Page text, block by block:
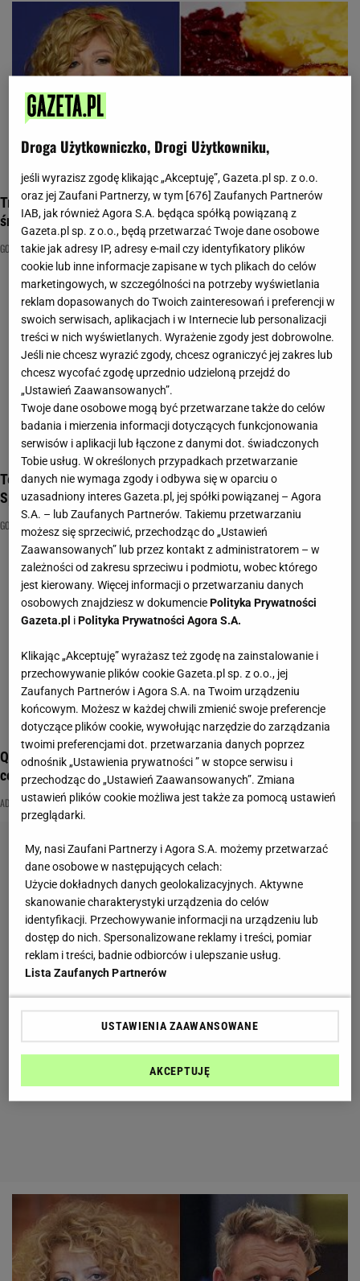
Trudny quiz kulinarny dla mistrzów kuchni. Zdołasz pobić
średnią 7/12?
GOTOWANIE JEDZENIE KUCHNIA
Ten quiz ułożyła Magda Gessler! Wiesz wszystko o kuchni?
Sprawdź się!
GOTOWANIE KULINARIA MAGDA GESSLER
Quiz: Architekt, malarka, neurolog, czyli kim z zawodu są ci
celebryci?
ADAM MAŁYSZ CELEBRYCI MAGDA GESSLER
Droga Użytkowniczko, Drogi Użytkowniku,
jeśli wyrazisz zgodę klikając „Akceptuję”, Gazeta.pl sp. z o.o.
oraz jej Zaufani Partnerzy, w tym [676] Zaufanych Partnerów
IAB, jak również Agora S.A. będąca spółką powiązaną z
Gazeta.pl sp. z o.o., będą przetwarzać Twoje dane osobowe
takie jak adresy IP, adresy e-mail czy identyfikatory plików
cookie lub inne informacje zapisane w tych plikach do celów
marketingowych, w szczególności na potrzeby wyświetlania
reklam dopasowanych do Twoich zainteresowań i preferencji w
swoich serwisach, aplikacjach i w Internecie lub personalizacji
treści w nich wyświetlanych. Wyrażenie zgody jest dobrowolne.
Jeśli nie chcesz wyrazić zgody, chcesz ograniczyć jej zakres lub
chcesz wycofać zgodę uprzednio udzieloną przejdź do
„Ustawień Zaawansowanych”.
Twoje dane osobowe mogą być przetwarzane także do celów
badania i mierzenia informacji dotyczących funkcjonowania
serwisów i aplikacji lub łączone z danymi dot. świadczonych
Tobie usług. W określonych przypadkach przetwarzanie
danych nie wymaga zgody i odbywa się w oparciu o
uzasadniony interes Gazeta.pl, jej spółki powiązanej – Agora
S.A. – lub Zaufanych Partnerów. Takiemu przetwarzaniu
możesz się sprzeciwić, przechodząc do „Ustawień
Zaawansowanych” lub przez kontakt z administratorem – w
zależności od zakresu sprzeciwu i podmiotu, wobec którego
jest kierowany. Więcej informacji o przetwarzaniu danych
osobowych znajdziesz w dokumenciePolityka Prywatności
Gazeta.pl iPolityka Prywatności Agora S.A.
Klikając „Akceptuję” wyrażasz też zgodę na zainstalowanie i
przechowywanie plików cookie Gazeta.pl sp. z o.o., jej
Zaufanych Partnerów i Agora S.A. na Twoim urządzeniu
końcowym. Możesz w każdej chwili zmienić swoje preferencje
dotyczące plików cookie, wywołując narzędzie do zarządzania
twoimi preferencjami dot. przetwarzania danych poprzez
odnośnik „Ustawienia prywatności ” w stopce serwisu i
przechodząc do „Ustawień Zaawansowanych”. Zmiana
ustawień plików cookie możliwa jest także za pomocą ustawień
przeglądarki.
My, nasi Zaufani Partnerzy i Agora S.A. możemy przetwarzać
dane osobowe w następujących celach:
Użycie dokładnych danych geolokalizacyjnych. Aktywne
skanowanie charakterystyki urządzenia do celów
identyfikacji. Przechowywanie informacji na urządzeniu lub
dostęp do nich. Spersonalizowane reklamy i treści, pomiar
reklam i treści, badnie odbiorców i ulepszanie usług.
Lista Zaufanych Partnerów
USTAWIENIA ZAAWANSOWANE
AKCEPTUJĘ